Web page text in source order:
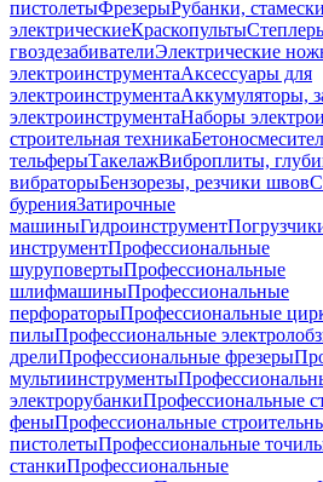
пистолетыФрезерыРубанки, стамески
электрическиеКраскопульты
гвоздезабивателиЭлектрические
электроинструментаАксессуары для
электроинструментаАккумуляторы,
электроинструментаНаборы
строительная техника
тельферыТакелажВиброплиты,
вибраторыБензорезы, резчики швов
буренияЗатирочные
машиныГидроинструмент
инструментПрофессиональные
шуруповертыПрофессиональные
шлифмашиныПрофессиональные
перфораторыПрофессиональные
пилыПрофессиональные
дрелиПрофессиональные фрезеры
мультиинструменты
электрорубанкиПрофессиональные
феныПрофессиональные
пистолетыПрофессиональные
станкиПрофессиональные